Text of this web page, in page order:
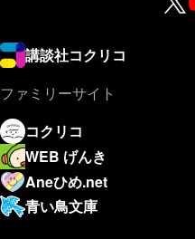
講談社コクリコ
ファミリーサイト
コクリコ
WEB げんき
Aneひめ.net
青い鳥文庫